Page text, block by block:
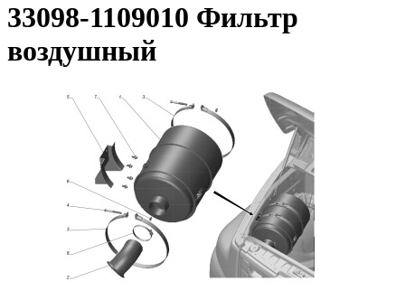
33098-1109010 Фильтр
воздушный